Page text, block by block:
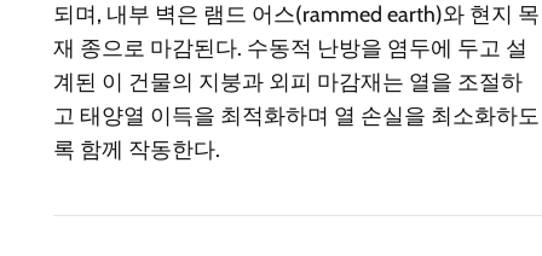
되며, 내부 벽은 램드 어스(rammed earth)와 현지 목
재 종으로 마감된다. 수동적 난방을 염두에 두고 설
계된 이 건물의 지붕과 외피 마감재는 열을 조절하
고 태양열 이득을 최적화하며 열 손실을 최소화하도
록 함께 작동한다.